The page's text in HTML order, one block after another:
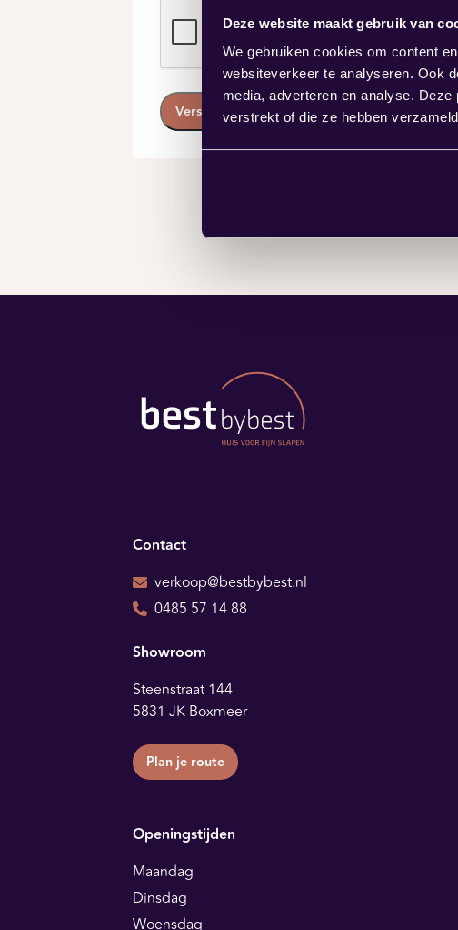
Deze website maakt gebruik van
We gebruiken cookies om content
websiteverkeer te analyseren. Ook
media, adverteren en analyse.
verstrekt of die ze hebben
Contact
verkoop@bestbybest.nl
0485 57 14 88
Showroom
Steenstraat 144
5831 JK Boxmeer
Plan je route
Openingstijden
Maandag
Dinsdag
Woensdag